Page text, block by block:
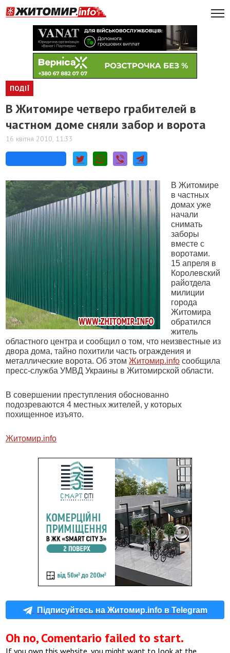
ПОДІЇ
В Житомире четверо грабителей в
частном доме сняли забор и ворота
16 квітня 2010, 11:33
В Житомире
в частных
домах уже
начали
снимать
заборы
вместе с
воротами.
15 апреля в
Королевский
райотдела
милиции
города
Житомира
обратился
житель
областного центра и сообщил о том, что неизвестные из
двора дома, тайно похитили часть ограждения и
металлические ворота. Об этомЖитомир.info сообщила
пресс-служба УМВД Украины в Житомирской области.
В совершении преступления обоснованно
подозреваются 4 местных жителей, у которых
похищенное изъято.
Житомир.info
Підписуйтесь на Житомир.info в Telegram
Oh no, Comentario failed to start.